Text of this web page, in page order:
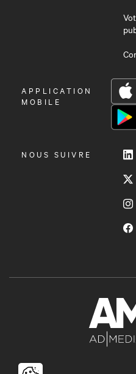
OUVRIR
LE
APPLICATION
MOBILE
NOUS SUIVRE